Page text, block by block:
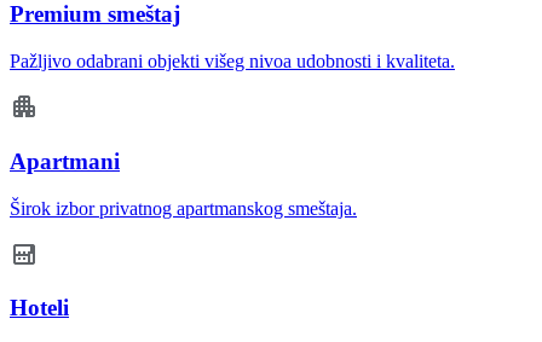
Premium smeštaj
Pažljivo odabrani objekti višeg nivoa udobnosti i kvaliteta.
Apartmani
Širok izbor privatnog apartmanskog smeštaja.
Hoteli